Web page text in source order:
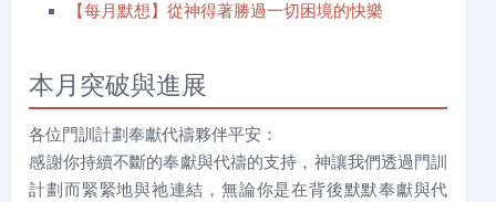
【每月默想】從神得著勝過一切困境的快樂
本月突破與進展
各位門訓計劃奉獻代禱夥伴平安：
感謝你持續不斷的奉獻與代禱的支持，神讓我們透過門訓
計劃而緊緊地與祂連結，無論你是在背後默默奉獻與代